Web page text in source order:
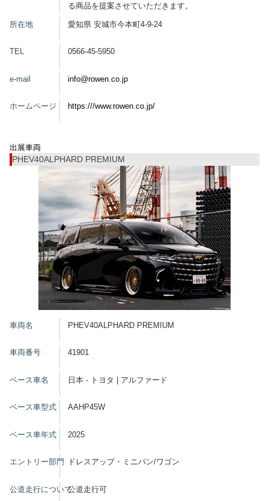
出展者・Exhibitor 業界関係者・Trade Visitor
る商品を提案させていただきます。
所在地 愛知県 安城市今本町4-9-24
TEL 0566-45-5950
e-mail info@rowen.co.jp
ホームページ https:///www.rowen.co.jp/
出展車両
PHEV40ALPHARD PREMIUM
車両名 PHEV40ALPHARD PREMIUM
車両番号 41901
ベース車名 日本 - トヨタ | アルファード
ベース車型式 AAHP45W
ベース車年式 2025
エントリー部門 ドレスアップ・ミニバン/ワゴン
公道走行について公道走行可